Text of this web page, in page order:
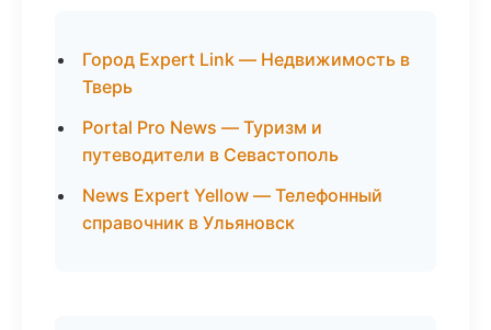
Город Expert Link — Недвижимость в
Тверь
Portal Pro News — Туризм и
путеводители в Севастополь
News Expert Yellow — Телефонный
справочник в Ульяновск